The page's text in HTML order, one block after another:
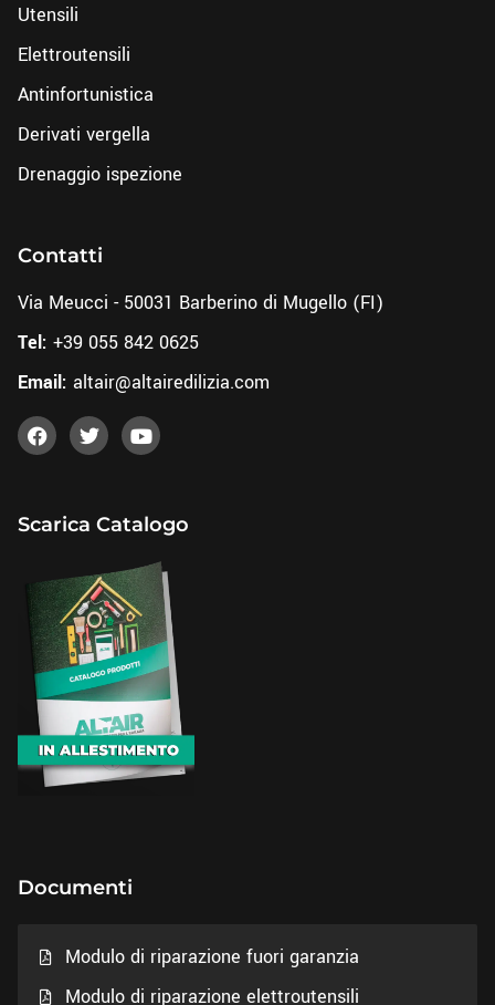
Utensili
Elettroutensili
Antinfortunistica
Derivati vergella
Drenaggio ispezione
Contatti
Via Meucci - 50031 Barberino di Mugello (FI)
Tel: +39 055 842 0625
Email: altair@altairedilizia.com
Scarica Catalogo
Documenti
Modulo di riparazione fuori garanzia
Modulo di riparazione elettroutensili